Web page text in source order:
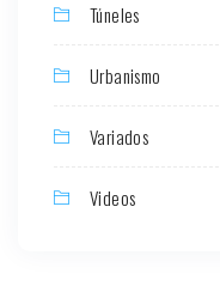
Túneles
Urbanismo
Variados
Videos